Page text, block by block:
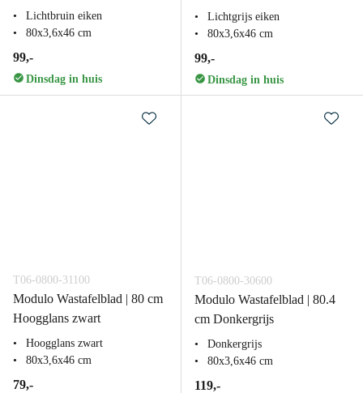
Lichtbruin eiken
80x3,6x46 cm
99,-
Dinsdag in huis
Lichtgrijs eiken
80x3,6x46 cm
99,-
Dinsdag in huis
T06-0800-31100
Modulo Wastafelblad | 80 cm
Hoogglans zwart
Hoogglans zwart
80x3,6x46 cm
79,-
T06-0800-30600
Modulo Wastafelblad | 80.4
cm Donkergrijs
Donkergrijs
80x3,6x46 cm
119,-